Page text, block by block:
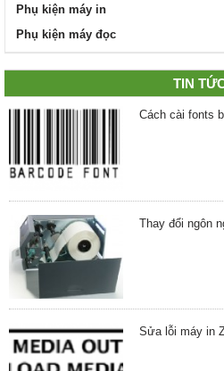
Phụ kiện máy in
Phụ kiện máy đọc
TIN
Cách cài fonts
Thay đổi ngôn
Sửa lỗi máy in